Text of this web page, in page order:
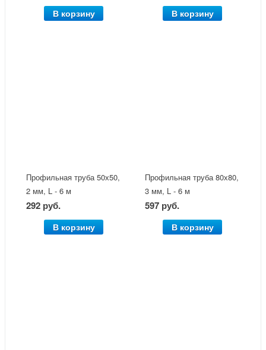
В корзину В корзину
Профильная труба 50х50,
2 мм, L - 6 м
292 руб.
В корзину
Профильная труба 80х80,
3 мм, L - 6 м
597 руб.
В корзину